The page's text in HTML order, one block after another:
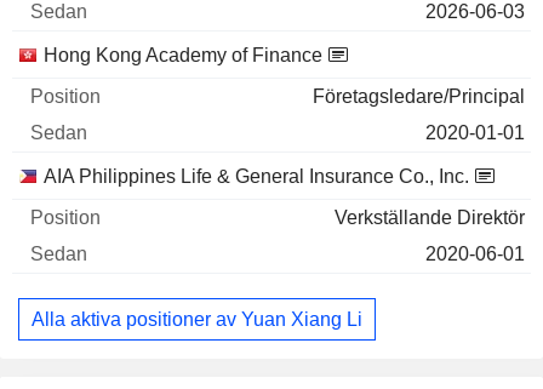
2026-06-03
Hong Kong Academy of Finance
Företagsledare/Principal
2020-01-01
AIA Philippines Life & General Insurance Co., Inc.
Verkställande Direktör
2020-06-01
Alla aktiva positioner av Yuan Xiang Li